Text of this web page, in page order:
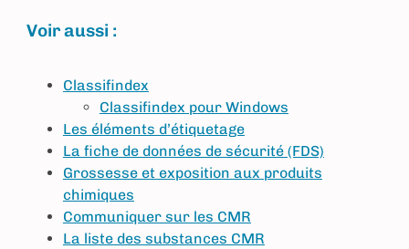
Voir aussi :
Classifindex
Classifindex pour Windows
Les éléments d’étiquetage
La fiche de données de sécurité (FDS)
Grossesse et exposition aux produits
chimiques
Communiquer sur les CMR
La liste des substances CMR